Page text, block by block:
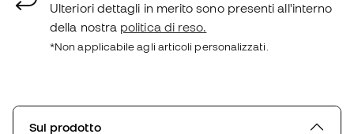
Ulteriori dettagli in merito sono presenti all'interno
della nostra politica di reso.
*Non applicabile agli articoli personalizzati.
Sul prodotto